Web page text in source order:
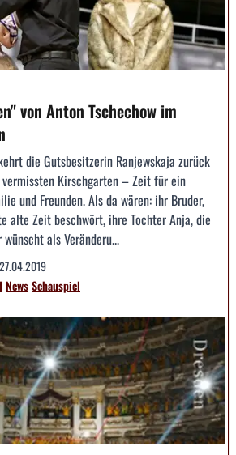
von Anton Tschechow im
die Gutsbesitzerin Ranjewskaja zurück
Kirschgarten – Zeit für ein
und Freunden. Als da wären: ihr Bruder,
alte Zeit beschwört, ihre Tochter Anja, die
als Veränderu...
27.04.2019
NewsSchauspiel